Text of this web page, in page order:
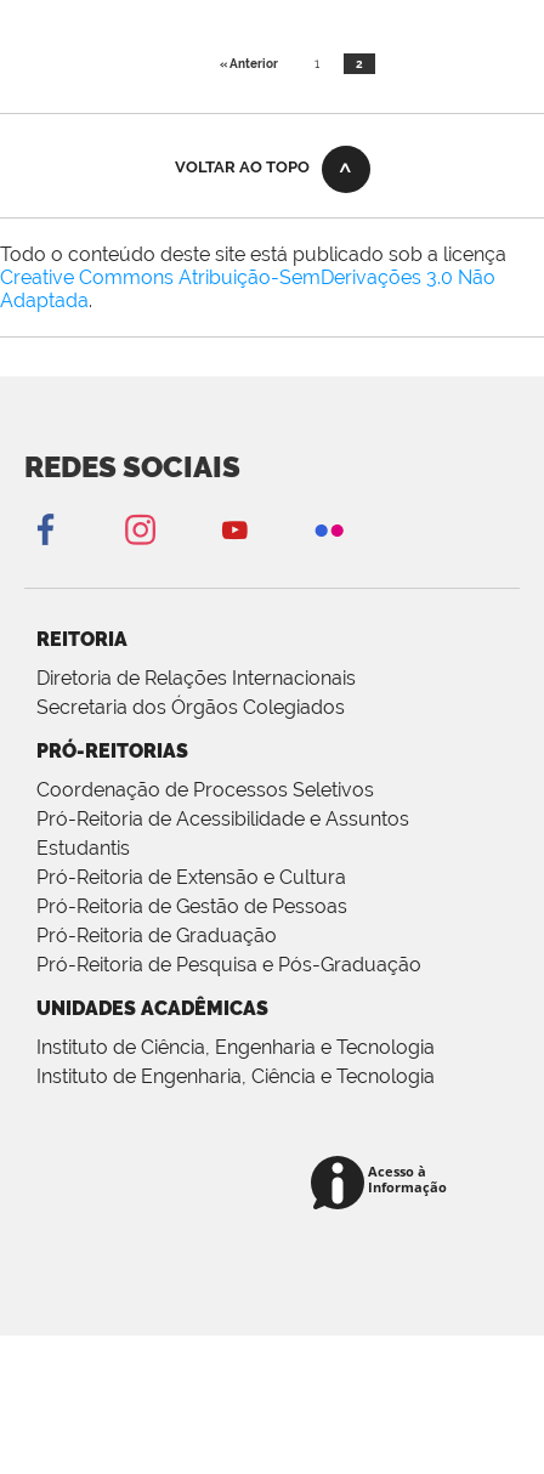
« Anterior 1 2
VOLTAR AO TOPO
Todo o conteúdo deste site está publicado sob a licença
Creative Commons Atribuição-SemDerivações 3.0 Não
Adaptada.
REDES SOCIAIS
REITORIA
Diretoria de Relações Internacionais
Secretaria dos Órgãos Colegiados
PRÓ-REITORIAS
Coordenação de Processos Seletivos
Pró-Reitoria de Acessibilidade e Assuntos
Estudantis
Pró-Reitoria de Extensão e Cultura
Pró-Reitoria de Gestão de Pessoas
Pró-Reitoria de Graduação
Pró-Reitoria de Pesquisa e Pós-Graduação
UNIDADES ACADÊMICAS
Instituto de Ciência, Engenharia e Tecnologia
Instituto de Engenharia, Ciência e Tecnologia